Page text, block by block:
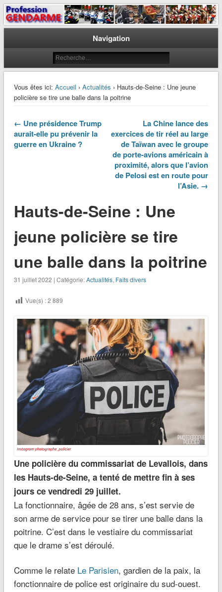
Profession Gendarme
Le journal des gendarmes
Navigation
Vous êtes ici: Accueil › Actualités › Hauts-de-Seine : Une jeune
policière se tire une balle dans la poitrine
← Une présidence Trump
aurait-elle pu prévenir la
guerre en Ukraine ?
La Chine lance des
exercices de tir réel au large
de Taïwan avec le groupe
de porte-avions américain à
proximité, alors que l’avion
de Pelosi est en route pour
l’Asie. →
Hauts-de-Seine : Une
jeune policière se tire
une balle dans la poitrine
31 juillet 2022 | Catégorie:Actualités, Faits divers
Vue(s) :2 889
Une policière du commissariat de Levallois, dans
les Hauts-de-Seine, a tenté de mettre fin à ses
jours ce vendredi 29 juillet.
La fonctionnaire, âgée de 28 ans, s’est servie de
son arme de service pour se tirer une balle dans la
poitrine. C’est dans le vestiaire du commissariat
que le drame s’est déroulé.
Comme le relate Le Parisien, gardien de la paix, la
fonctionnaire de police est originaire du sud-ouest.